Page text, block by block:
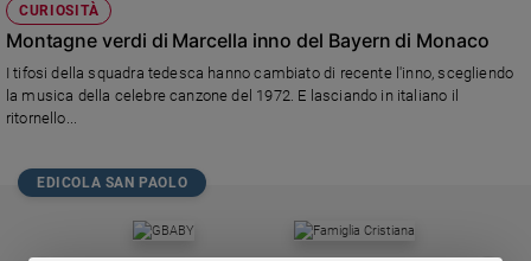
Papa
Chiesa
Chiesa
Fede
CURIOSITÀ
Montagne verdi di Marcella inno del Bayern di Monaco
I tifosi della squadra tedesca hanno cambiato di recente l'inno, scegliendo
la musica della celebre canzone del 1972. E lasciando in italiano il
ritornello...
EDICOLA SAN PAOLO